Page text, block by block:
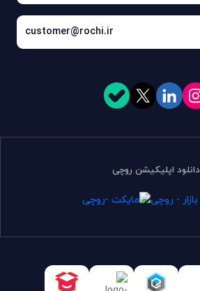
customer@rochi.ir
دانلود اپلیکیشن روچی